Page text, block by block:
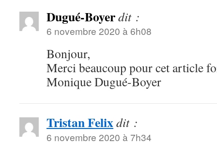
Dugué-Boyerdit :
6 novembre 2020 à 6h08
Bonjour,
Merci beaucoup pour cet article
Monique Dugué-Boyer
Tristan Felixdit :
6 novembre 2020 à 7h34